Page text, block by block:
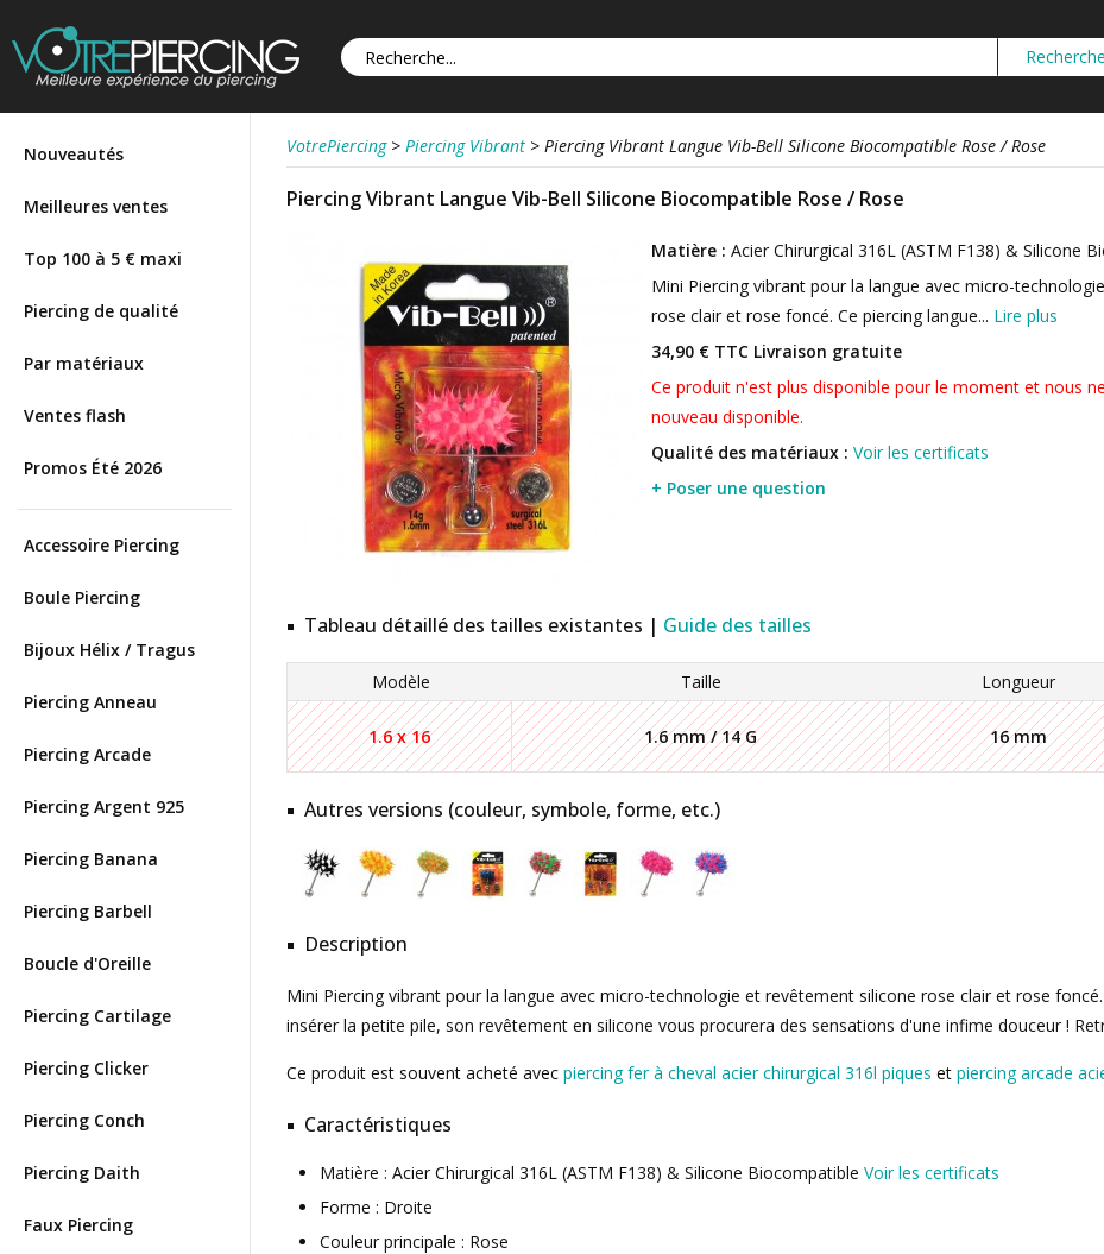
Nouveautés
Meilleures ventes
Top 100 à 5 € maxi
Piercing de qualité
Par matériaux
Ventes flash
Promos Été 2026
Accessoire Piercing
Boule Piercing
Bijoux Hélix / Tragus
Piercing Anneau
Piercing Arcade
Piercing Argent 925
Piercing Banana
Piercing Barbell
Boucle d'Oreille
Piercing Cartilage
Piercing Clicker
Piercing Conch
Piercing Daith
Faux Piercing
VotrePiercing > Piercing Vibrant > Piercing Vibrant Langue Vib-Bell Silicone Biocompatible Rose / Rose
Piercing Vibrant Langue Vib-Bell Silicone Biocompatible Rose / Rose
Matière : Acier Chirurgical 316L (ASTM F138) & Silicone
Mini Piercing vibrant pour la langue avec micro-
rose clair et rose foncé. Ce piercing langue... Lire plus
34,90 € TTC Livraison gratuite
Ce produit n'est plus disponible pour le moment et nous
nouveau disponible.
Qualité des matériaux : Voir les certificats
+ Poser une question
Tableau détaillé des tailles existantes | Guide des tailles
Modèle Taille Longueur
1.6 x 16 1.6 mm / 14 G 16 mm
Autres versions (couleur, symbole, forme, etc.)
Description
Mini Piercing vibrant pour la langue avec micro-technologie et revêtement silicone rose clair et rose
insérer la petite pile, son revêtement en silicone vous procurera des sensations d'une infime douceur !
Ce produit est souvent acheté avec piercing fer à cheval acier chirurgical 316l piques et piercing arcade
Caractéristiques
Matière : Acier Chirurgical 316L (ASTM F138) & Silicone Biocompatible Voir les certificats
Forme : Droite
Couleur principale : Rose